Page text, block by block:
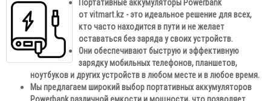
Портативные аккумуляторы Powerbank
от vitmart.kz - это идеальное решение для всех,
кто часто находится в пути и не желает
оставаться без заряда у своих устройств.
Они обеспечивают быструю и эффективную
зарядку мобильных телефонов, планшетов,
ноутбуков и других устройств в любом месте и в любое время.
Мы предлагаем широкий выбор портативных аккумуляторов